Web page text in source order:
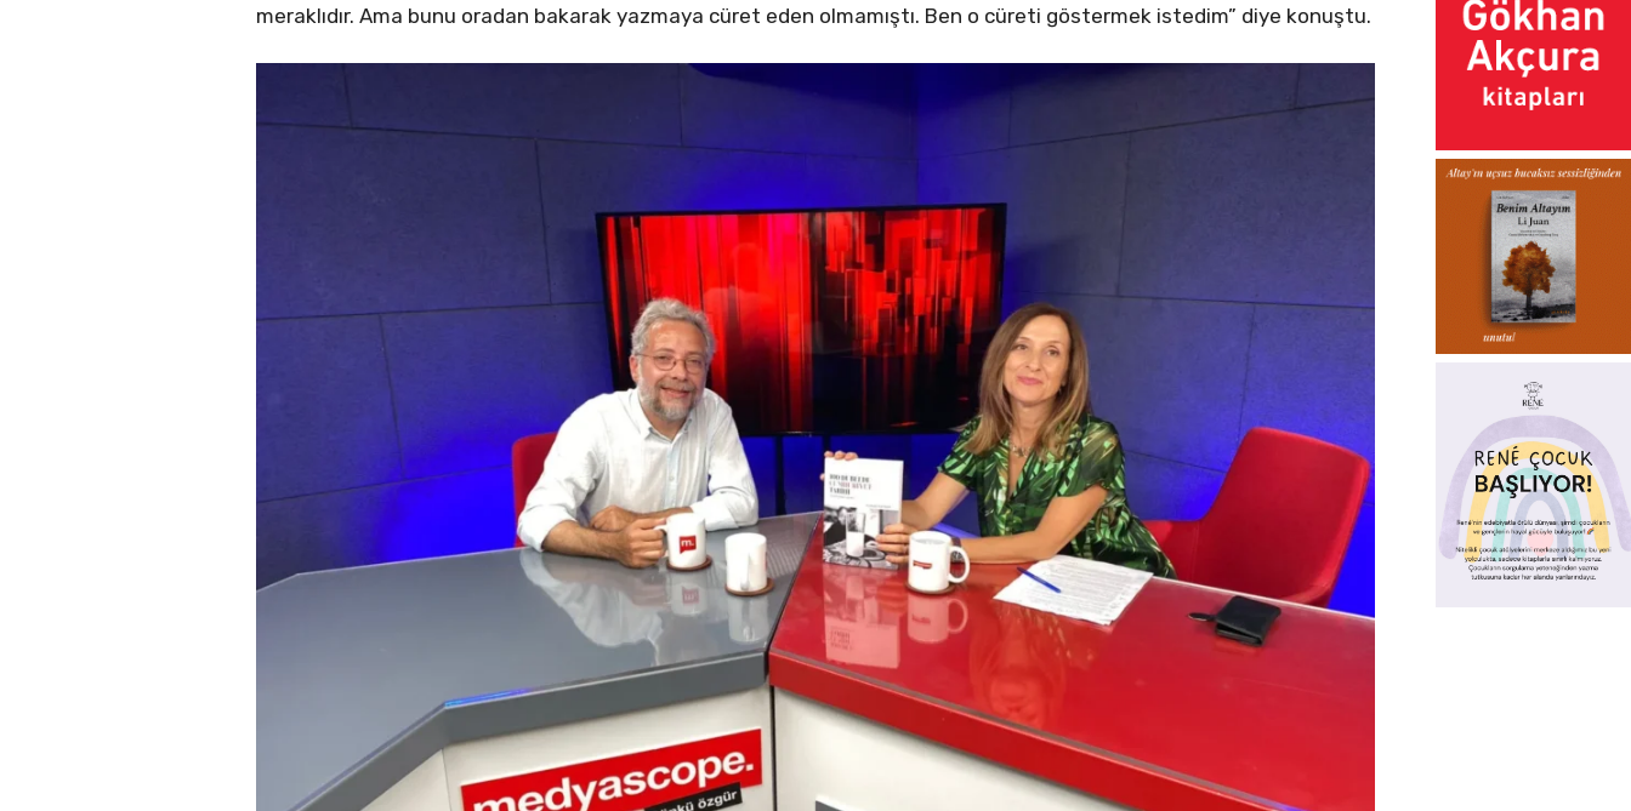
meraklıdır. Ama bunu oradan bakarak yazmaya cüret eden olmamıştı. Ben o cüreti göstermek istedim” diye konuştu.